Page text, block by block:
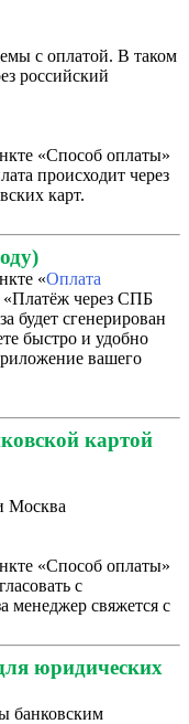
с оплатой. В таком
российский
«Способ оплаты»
происходит через
карт.
«Оплата
«Платёж через СПБ
будет сгенерирован
быстро и удобно
вашего
картой
Москва
«Способ оплаты»
с
менеджер свяжется с
юридических
банковским